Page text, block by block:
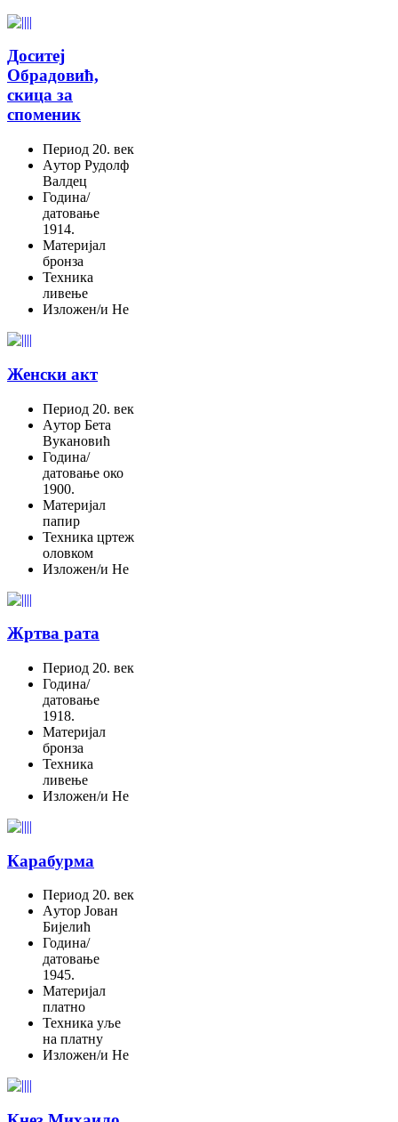
Доситеј
Обрадовић,
скица за
споменик
Период 20. век
Aутор Рудолф
Валдец
Година/
датовање
1914.
Материјал
бронза
Техника
ливење
Изложен/и Не
Женски акт
Период 20. век
Aутор Бета
Вукановић
Година/
датовање око
1900.
Материјал
папир
Техника цртеж
оловком
Изложен/и Не
Жртва рата
Период 20. век
Година/
датовање
1918.
Материјал
бронза
Техника
ливење
Изложен/и Не
Карабурма
Период 20. век
Aутор Јован
Бијелић
Година/
датовање
1945.
Материјал
платно
Техника уље
на платну
Изложен/и Не